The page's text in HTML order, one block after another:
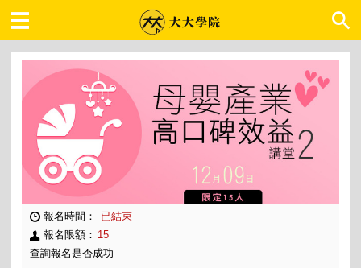
大大學院 職場趨
報名時間：
已結束
報名限額： 15
查詢報名是否成功